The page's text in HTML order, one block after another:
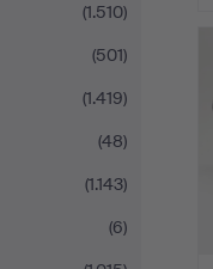
(1.510)
(501)
(1.419)
(48)
(1.143)
(6)